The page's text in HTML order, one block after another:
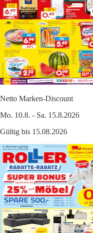
Netto Marken-Discount
Mo. 10.8. - Sa. 15.8.2026
Gültig bis 15.08.2026